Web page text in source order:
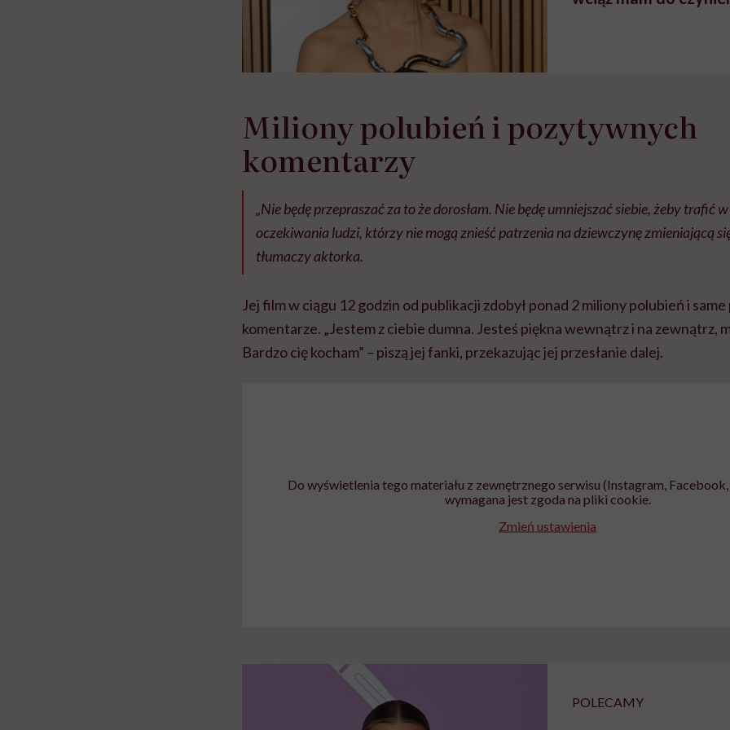
Miliony polubień i pozytywnych
komentarzy
„Nie będę przepraszać za to że dorosłam. Nie będę umniejszać siebie, żeby trafić
oczekiwania ludzi, którzy nie mogą znieść patrzenia na dziewczynę zmieniającą
tłumaczy aktorka.
Jej film w ciągu 12 godzin od publikacji zdobył ponad 2 miliony polubień i
komentarze. „Jestem z ciebie dumna. Jesteś piękna wewnątrz i na zewnątrz,
Bardzo cię kocham” – piszą jej fanki, przekazując jej przesłanie dalej.
Do wyświetlenia tego materiału z zewnętrznego serwisu (Instagram,
wymagana jest zgoda na pliki cookie.
Zmień ustawienia
POLECAMY